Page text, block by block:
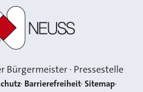
Bürgermeister · Pressestelle
Barrierefreiheit Sitemap